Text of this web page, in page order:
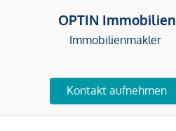
OPTIN Immobilien
Immobilienmakler
Kontakt aufnehmen